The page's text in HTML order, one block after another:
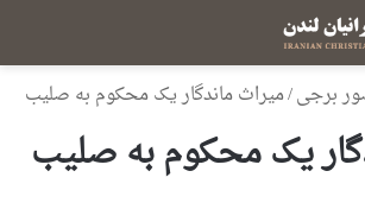
برجی/میراث ماندگار یک محکوم به صلیب
یک محکوم به صلیب